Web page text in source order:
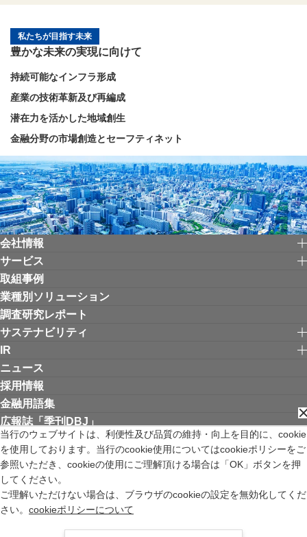
当行のウェブサイトは、利便性及び品質の維持・向上を目的に、cookie
を使用しております。当行のcookie使用についてはcookieポリシーをご
参照いただき、cookieの使用にご理解頂ける場合は「OK」ボタンを押
してください。
ご理解いただけない場合は、ブラウザのcookieの設定を無効化してくだ
さい。 cookieポリシーについて
私たちが目指す未来
豊かな未来の実現に向けて
持続可能なインフラ形成
産業の技術革新及び再編成
潜在力を活かした地域創生
金融分野の市場創造とセーフティネット
会社情報
サービス
取組事例
業種別ソリューション
調査研究レポート
サステナビリティ
IR
ニュース
採用情報
金融用語集
広報誌「季刊DBJ」
リンク集 お問い合わせ サイトご利用にあたって 個人情報保護方針
ウェブアクセシビリティ方針
金融商品取引法の特定投資家制度に関する「期限日」について
苦情等受付窓口 サイトマップ English
協会 日本証券業協会